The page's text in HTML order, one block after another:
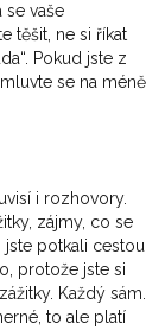
se vaše
těšit, ne si říkat
Pokud jste z
se na méně
i rozhovory.
zájmy, co se
potkali cestou
protože jste si
Každý sám.
to ale platí